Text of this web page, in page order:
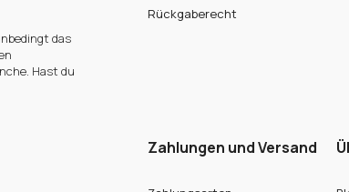
das
Hast du
Rückgaberecht
Zahlungen und Versand